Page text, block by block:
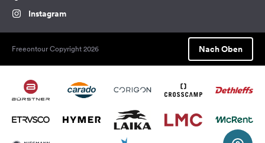
Instagram
Freeontour Copyright 2026 Nach Oben